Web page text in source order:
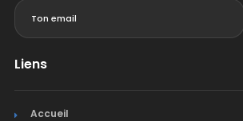
Liens
Accueil